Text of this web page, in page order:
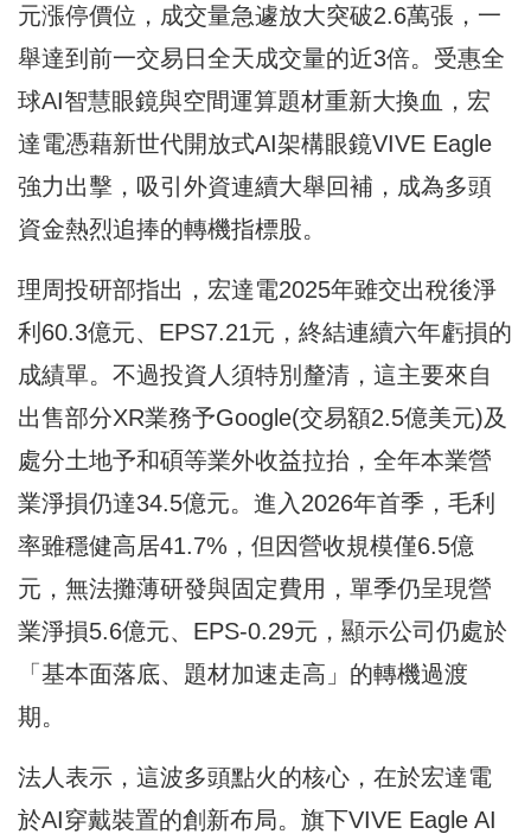
元漲停價位，成交量急遽放大突破2.6萬張，一
舉達到前一交易日全天成交量的近3倍。受惠全
球AI智慧眼鏡與空間運算題材重新大換血，宏
達電憑藉新世代開放式AI架構眼鏡VIVE Eagle
強力出擊，吸引外資連續大舉回補，成為多頭
資金熱烈追捧的轉機指標股。
理周投研部指出，宏達電2025年雖交出稅後淨
利60.3億元、EPS7.21元，終結連續六年虧損的
成績單。不過投資人須特別釐清，這主要來自
出售部分XR業務予Google(交易額2.5億美元)及
處分土地予和碩等業外收益拉抬，全年本業營
業淨損仍達34.5億元。進入2026年首季，毛利
率雖穩健高居41.7%，但因營收規模僅6.5億
元，無法攤薄研發與固定費用，單季仍呈現營
業淨損5.6億元、EPS-0.29元，顯示公司仍處於
「基本面落底、題材加速走高」的轉機過渡
期。
法人表示，這波多頭點火的核心，在於宏達電
於AI穿戴裝置的創新布局。旗下VIVE Eagle AI